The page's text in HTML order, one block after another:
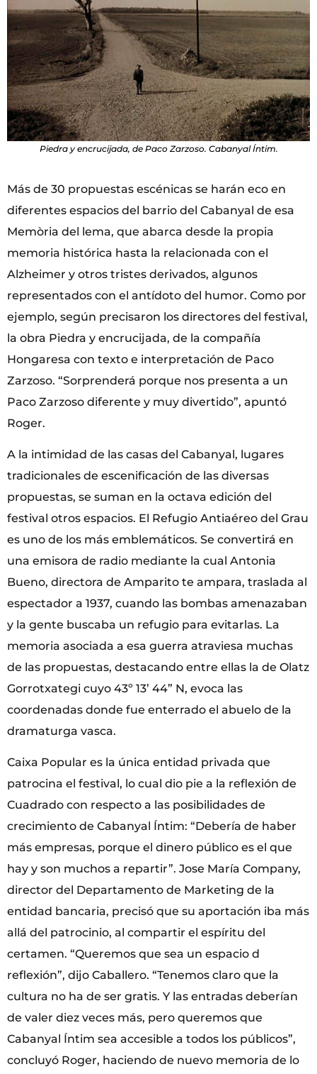
Piedra y encrucijada, de Paco Zarzoso. Cabanyal Íntim.
Más de 30 propuestas escénicas se harán eco en
diferentes espacios del barrio del Cabanyal de esa
Memòria del lema, que abarca desde la propia
memoria histórica hasta la relacionada con el
Alzheimer y otros tristes derivados, algunos
representados con el antídoto del humor. Como por
ejemplo, según precisaron los directores del festival,
la obra Piedra y encrucijada, de la compañía
Hongaresa con texto e interpretación de Paco
Zarzoso. “Sorprenderá porque nos presenta a un
Paco Zarzoso diferente y muy divertido”, apuntó
Roger.
A la intimidad de las casas del Cabanyal, lugares
tradicionales de escenificación de las diversas
propuestas, se suman en la octava edición del
festival otros espacios. El Refugio Antiaéreo del Grau
es uno de los más emblemáticos. Se convertirá en
una emisora de radio mediante la cual Antonia
Bueno, directora de Amparito te ampara, traslada al
espectador a 1937, cuando las bombas amenazaban
y la gente buscaba un refugio para evitarlas. La
memoria asociada a esa guerra atraviesa muchas
de las propuestas, destacando entre ellas la de Olatz
Gorrotxategi cuyo 43º 13’ 44” N, evoca las
coordenadas donde fue enterrado el abuelo de la
dramaturga vasca.
Caixa Popular es la única entidad privada que
patrocina el festival, lo cual dio pie a la reflexión de
Cuadrado con respecto a las posibilidades de
crecimiento de Cabanyal Íntim: “Debería de haber
más empresas, porque el dinero público es el que
hay y son muchos a repartir”. Jose María Company,
director del Departamento de Marketing de la
entidad bancaria, precisó que su aportación iba más
allá del patrocinio, al compartir el espíritu del
certamen. “Queremos que sea un espacio d
reflexión”, dijo Caballero. “Tenemos claro que la
cultura no ha de ser gratis. Y las entradas deberían
de valer diez veces más, pero queremos que
Cabanyal Íntim sea accesible a todos los públicos”,
concluyó Roger, haciendo de nuevo memoria de lo